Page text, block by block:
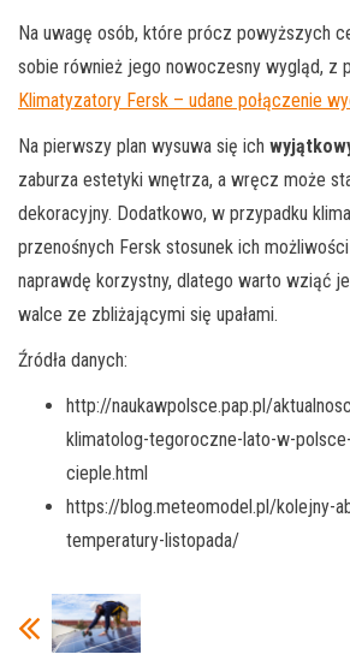
Na uwagę osób, które prócz powyższych
sobie również jego nowoczesny wygląd, z
Klimatyzatory Fersk – udane połączenie
Na pierwszy plan wysuwa się ich
zaburza estetyki wnętrza, a wręcz może
dekoracyjny. Dodatkowo, w przypadku
przenośnych Fersk stosunek ich
naprawdę korzystny, dlatego warto wziąć
walce ze zbliżającymi się upałami.
Źródła danych:
http://naukawpolsce.pap.pl/
klimatolog-tegoroczne-lato-w-
cieple.html
https://blog.meteomodel.pl/kolejny-
temperatury-listopada/